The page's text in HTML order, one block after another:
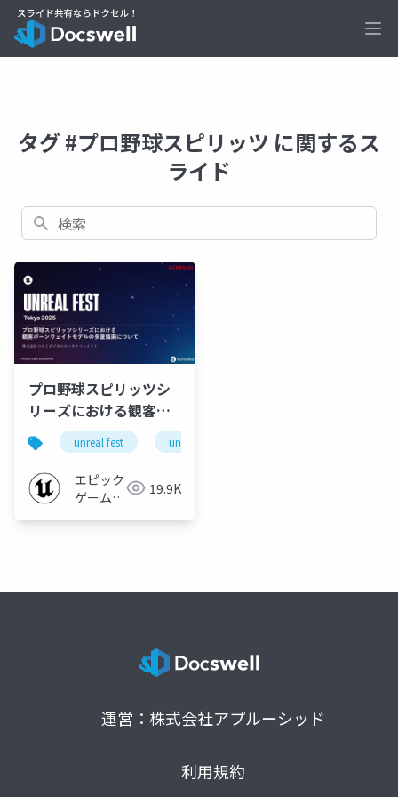
タグ #プロ野球スピリッツ に関するス
ライド
検索
プロ野球スピリッツシ
リーズにおける観客ボ
ーンウェイトモデルの
多量描画について |
Unreal Fest Tokyo
2025
unreal fest unreal fest tokyo 2025
エピック
ゲームズ
19.9K
運営：株式会社アプルーシッド
利用規約